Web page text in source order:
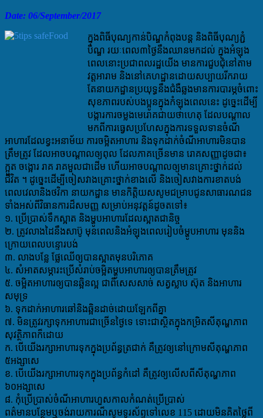
Date: 06/September/2017
ក្នុងពិធីបុណ្យកាន់បិណ្ឌកំពុងបន្ត និងពិធីបុណ្យភ្ជំ
បិណ្ឌ រយៈពេល៣ថ្ងៃនឹងឈានមកដល់ ក្នុងអំឡុង
ពេលនោះប្រជាពលរដ្ឋយើង មានការជួបជុំនៅតាម
វត្តអារាម និងនៅគេហដ្ឋានដោយសប្បាយរីករាយ
តែនាយកដ្ឋានប្រយុទ្ធនឹងជំងឺឆ្លងមានការបារម្ភចំពោះ
សុខភាពរបស់បងប្អូនក្នុងកំឡុងពេលនេះ ដូច្នេះដើម្បី
បង្ការការចម្លងមេរោគជាយថាហេតុ ដែលបណ្តាល
មកពីការធ្វេសប្រហែសក្នុងការទទួលទានចំណី
អាហារដែលខ្វះអនាម័យ ការចម្អិតអាហារ និងទុកដាក់ចំណីអាហារមិនបាន
ត្រឹមត្រូវ ដែលអាចបណ្តាលឲ្យពុល ដែលភាគច្រើនមាន រោគសញ្ញាដូចជា៖
ក្អួត ចង្អោរ រាគ រាគមួលជាដើម ហើយអាចបណ្តាលឲ្យមានគ្រោះថ្នាក់ដល់
ជីវិត ។ ដូច្នេះដើម្បីចៀសវាងគ្រោះថ្នាក់ខាងលើ និងចៀសវាងការខាតបង់
ពេលវេលានិងថវិកា នាយកដ្ឋាន មានកិត្តិយសសូមជម្រាបជូនសាធារណជន
ទាំងអស់ពីវិធានការដ៏សមញ្ញ សម្រាប់អនុវត្តន៍ដូចតទៅ៖
១. ប្រើប្រាស់ទឹកស្អាត និងម្ហូបអាហារដែលស្អាតជានិច្ច
២. ត្រូវលាងដៃនឹងសាប៊ូ មុនពេលនិងអំឡុងពេលរៀបចំម្ហូបអាហារ មុននិង
ក្រោយពេលបន្ទោរបង់
៣. លាងបន្លែ ផ្លែឈើឲ្យបានស្អាតមុនបរិភោគ
៤. សំអាតសម្ភារះប្រើសំរាប់ចម្អិតម្ហូបអាហារឲ្យបានត្រឹមត្រូវ
៥. ចម្អិតអាហារឲ្យបានឆ្អិនល្អ ជាពិសេសសាច់ សត្វស្លាប ស៊ុត និងអាហារ
សមុទ្រ
៦. ទុកដាក់អាហារឆៅនិងឆ្អិនដាច់ដោយឡែកពីគ្នា
៧. មិនត្រូវរក្សាទុកអាហារជាច្រើនថ្ងៃទេ ទោះជាស្ថិតក្នុងកម្រិតសីតុណ្ហភាព
សុវត្ថិភាពក៏ដោយ
ក. បើយើងរក្សាអាហារទុកក្នុងប្រព័ន្ធត្រជាក់ គឺត្រូវឲ្យនៅក្រោមសីតុណ្ហភាព
៥អង្សាសេ
ខ. បើយើងរក្សាអាហារទុកក្នុងប្រព័ន្ធកំដៅ គឺត្រូវឲ្យលើសពីសីតុណ្ហភាព
៦០អង្សាសេ
៨. កុំប្រើប្រាស់ចំណីអាហារហួសកាលកំណត់ប្រើប្រាស់
ពត៌មានបន្ថែមឬចង់រាយការណ៏សូមទូរស័ព្ទទៅលេខ 115 ដោយមិនគិតថ្លៃពី